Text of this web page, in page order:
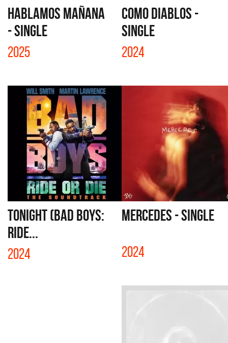
HABLAMOS MAÑANA
- SINGLE
2025
COMO DIABLOS -
SINGLE
2024
TONIGHT (BAD BOYS:
RIDE...
2024
MERCEDES - SINGLE
2024